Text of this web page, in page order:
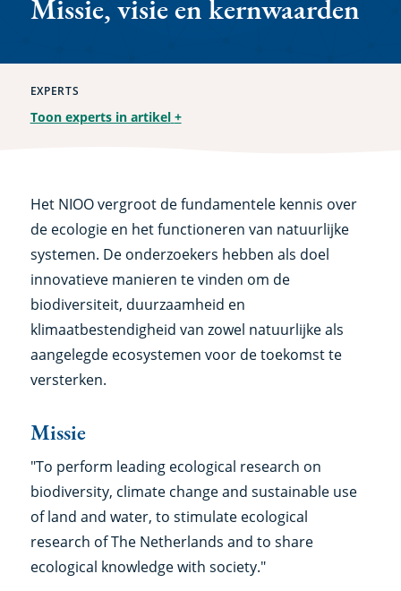
Missie, visie en kernwaarden
EXPERTS
Toon experts in artikel +
Het NIOO vergroot de fundamentele kennis over
de ecologie en het functioneren van natuurlijke
systemen. De onderzoekers hebben als doel
innovatieve manieren te vinden om de
biodiversiteit, duurzaamheid en
klimaatbestendigheid van zowel natuurlijke als
aangelegde ecosystemen voor de toekomst te
versterken.
Missie
"To perform leading ecological research on
biodiversity, climate change and sustainable use
of land and water, to stimulate ecological
research of The Netherlands and to share
ecological knowledge with society."